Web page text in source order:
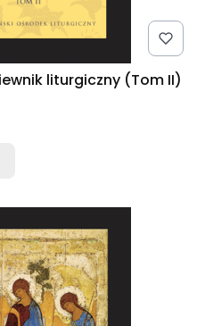
liturgiczny (Tom II)